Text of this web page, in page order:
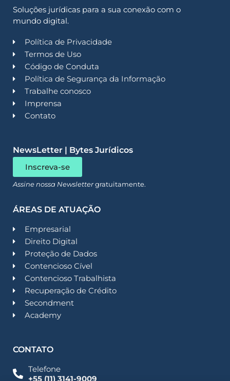
Soluções jurídicas para a sua conexão com o
mundo digital.
Política de Privacidade
Termos de Uso
Código de Conduta
Política de Segurança da Informação
Trabalhe conosco
Imprensa
Contato
NewsLetter | Bytes Jurídicos
Inscreva-se
Assine nossa Newslettergratuitamente.
ÁREAS DE ATUAÇÃO
Empresarial
Direito Digital
Proteção de Dados
Contencioso Cível
Contencioso Trabalhista
Recuperação de Crédito
Secondment
Academy
CONTATO
Telefone
+55 (11) 3141-9009